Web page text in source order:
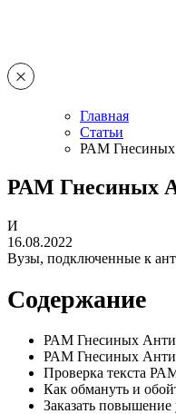
Главная
Статьи
РАМ Гнесиных
РАМ Гнесиных
И
16.08.2022
Вузы, подключенные к
Содержание
РАМ Гнесиных
РАМ Гнесиных
Проверка текста
Как обмануть и
Заказать